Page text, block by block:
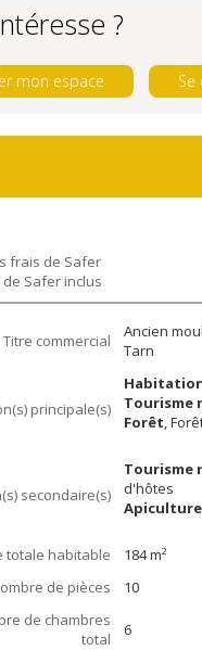
?
mon espace Se
frais de Safer
de Safer inclus
Titre commercial
Ancien
Tarn
principale(s)
Tourisme
Forêt,
secondaire(s)
Tourisme
d'hôtes
Apiculture
totale habitable 184m²
de pièces
10
de chambres
total
6